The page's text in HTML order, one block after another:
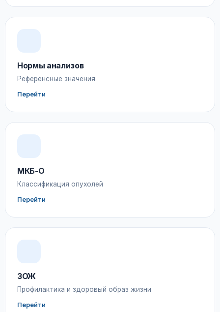
Нормы анализов
Референсные значения
Перейти
МКБ-О
Классификация опухолей
Перейти
ЗОЖ
Профилактика и здоровый образ жизни
Перейти